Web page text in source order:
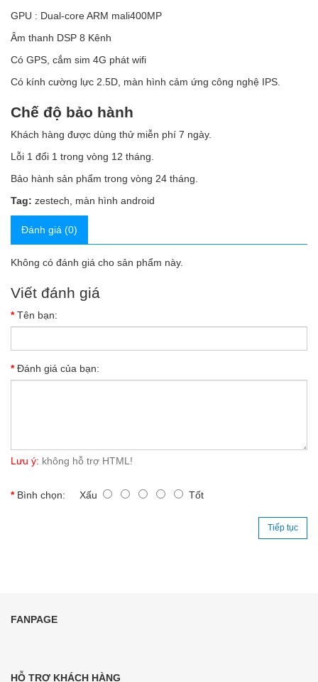
GPU : Dual-core ARM mali400MP
Âm thanh DSP 8 Kênh
Có GPS, cắm sim 4G phát wifi
Có kính cường lực 2.5D, màn hình cảm ứng công nghệ IPS.
Chế độ bảo hành
Khách hàng được dùng thử miễn phí 7 ngày.
Lỗi 1 đổi 1 trong vòng 12 tháng.
Bảo hành sản phẩm trong vòng 24 tháng.
Tag: zestech màn hình android
Đánh giá (0)
Không có đánh giá cho sản phẩm này.
Viết đánh giá
Tên bạn:
Đánh giá của bạn:
Lưu ý: không hỗ trợ HTML!
Bình chọn: Xấu Tốt
Tiếp tục
FANPAGE
HỖ TRỢ KHÁCH HÀNG